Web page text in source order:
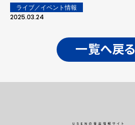
ライブ／イベント情報
2025.03.24
一覧へ戻る